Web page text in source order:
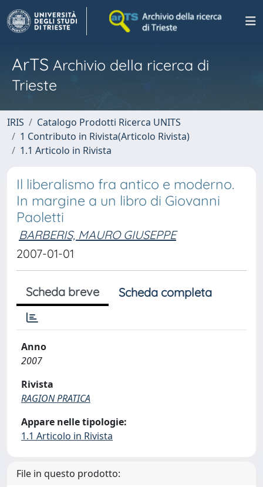
ArTS Archivio della ricerca di
Trieste
IRIS
Catalogo Prodotti Ricerca UNITS
1 Contributo in Rivista(Articolo Rivista)
1.1 Articolo in Rivista
Il liberalismo fra antico e moderno.
In margine a un libro di Giovanni
Paoletti
BARBERIS, MAURO GIUSEPPE
2007-01-01
Scheda breve Scheda completa
Anno
2007
Rivista
RAGION PRATICA
Appare nelle tipologie:
1.1 Articolo in Rivista
File in questo prodotto: